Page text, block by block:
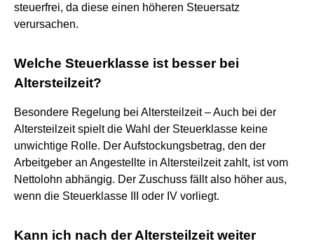
steuerfrei, da diese einen höheren Steuersatz
verursachen.
Welche Steuerklasse ist besser bei
Altersteilzeit?
Besondere Regelung bei Altersteilzeit – Auch bei der
Altersteilzeit spielt die Wahl der Steuerklasse keine
unwichtige Rolle. Der Aufstockungsbetrag, den der
Arbeitgeber an Angestellte in Altersteilzeit zahlt, ist vom
Nettolohn abhängig. Der Zuschuss fällt also höher aus,
wenn die Steuerklasse III oder IV vorliegt.
Kann ich nach der Altersteilzeit weiter